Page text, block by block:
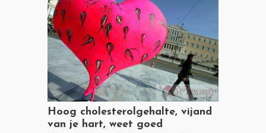
​Hoog cholesterolgehalte, vijand
van je hart, weet goed